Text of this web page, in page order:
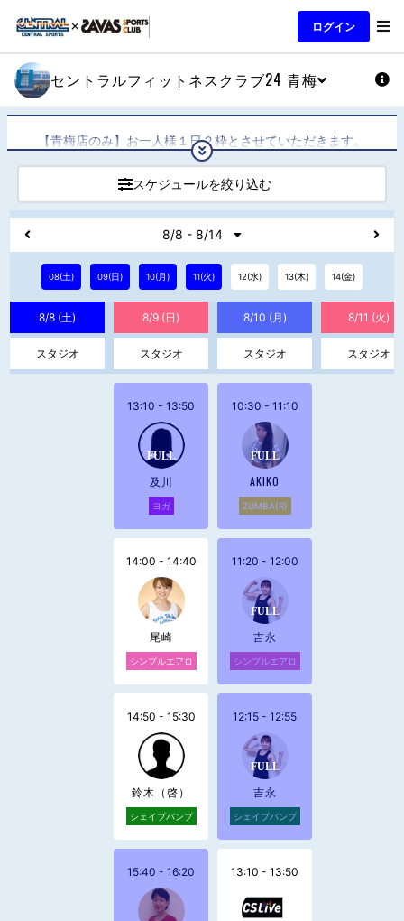
ログイン
セントラルフィットネスクラブ24 青梅
【青梅店のみ】お一人様１日２枠とさせていただきます。
レッスン開始時間15分前にレッスンが空いていれば、２枠予約
していても予約（参加）することが可能です。何卒ご協力の程
よろしくおねがいいたします。
【予約公開時間】AM9：00（当日を含む1週間先までの予約が
可能）
程度）です。
スケジュールを絞り込む
8/8 - 8/14
08(土) 09(日) 10(月) 11(火) 12(水) 13(木) 14(金)
8/8 (土)
スタジオ
8/9 (日)
スタジオ
8/10 (月)
スタジオ
8/11 (火)
スタジオ
13:10 - 13:50
及川
ヨガ
14:00 - 14:40
尾崎
シンプルエアロ
14:50 - 15:30
鈴木（啓）
シェイプパンプ
15:40 - 16:20
10:30 - 11:10
AKIKO
ZUMBA(R)
11:20 - 12:00
吉永
シンプルエアロ
12:15 - 12:55
吉永
シェイプパンプ
13:10 - 13:50